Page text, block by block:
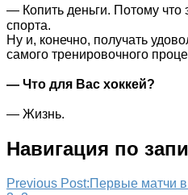
— Копить деньги. Потому что
спорта.⠀
Ну и, конечно, получать
самого тренировочного
— Что для Вас хоккей?
— Жизнь.
Навигация по
Previous Post:Первые матчи